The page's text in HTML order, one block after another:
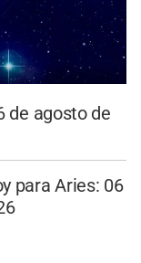
de agosto de
para Aries: 06